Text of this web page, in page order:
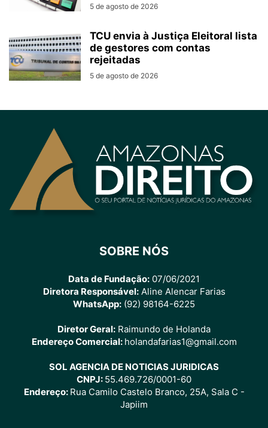
5 de agosto de 2026
TCU envia à Justiça Eleitoral lista
de gestores com contas
rejeitadas
5 de agosto de 2026
SOBRE NÓS
Data de Fundação: 07/06/2021
Diretora Responsável:Aline Alencar Farias
WhatsApp: (92) 98164-6225
Diretor Geral: Raimundo de Holanda
Endereço Comercial: holandafarias1@gmail.com
SOL AGENCIA DE NOTICIAS JURIDICAS
CNPJ: 55.469.726/0001-60
Endereço: Rua Camilo Castelo Branco, 25A, Sala C -
Japiim